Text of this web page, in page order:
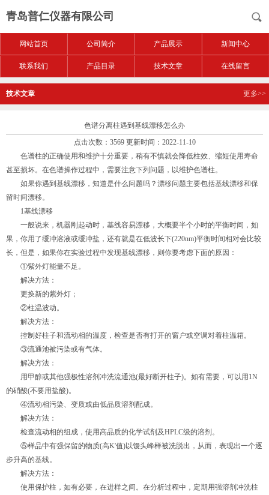
青岛普仁仪器有限公司
网站首页 公司简介 产品展示 新闻中心
联系我们 产品目录 技术文章 在线留言
技术文章 更多>>
色谱分离柱遇到基线漂移怎么办
点击次数：3569 更新时间：2022-11-10
色谱柱的正确使用和维护十分重要，稍有不慎就会降低柱效、缩短使用寿命
甚至损坏。在色谱操作过程中，需要注意下列问题，以维护色谱柱。
如果你遇到基线漂移，知道是什么问题吗？漂移问题主要包括基线漂移和保
留时间漂移。
1基线漂移
一般说来，机器刚起动时，基线容易漂移，大概要半个小时的平衡时间，如
果，你用了缓冲溶液或缓冲盐，还有就是在低波长下(220nm)平衡时间相对会比较
长，但是，如果你在实验过程中发现基线漂移，则你要考虑下面的原因：
①紫外灯能量不足。
解决方法：
更换新的紫外灯；
②柱温波动。
解决方法：
控制好柱子和流动相的温度，检查是否有打开的窗户或空调对着柱温箱。
③流通池被污染或有气体。
解决方法：
用甲醇或其他强极性溶剂冲洗流通池(最好断开柱子)。如有需要，可以用1N
的硝酸(不要用盐酸)。
④流动相污染、变质或由低品质溶剂配成。
解决方法：
检查流动相的组成，使用高品质的化学试剂及HPLC级的溶剂。
⑤样品中有强保留的物质(高K'值)以馒头峰样被洗脱出，从而，表现出一个逐
步升高的基线。
解决方法：
使用保护柱，如有必要，在进样之间。在分析过程中，定期用强溶剂冲洗柱